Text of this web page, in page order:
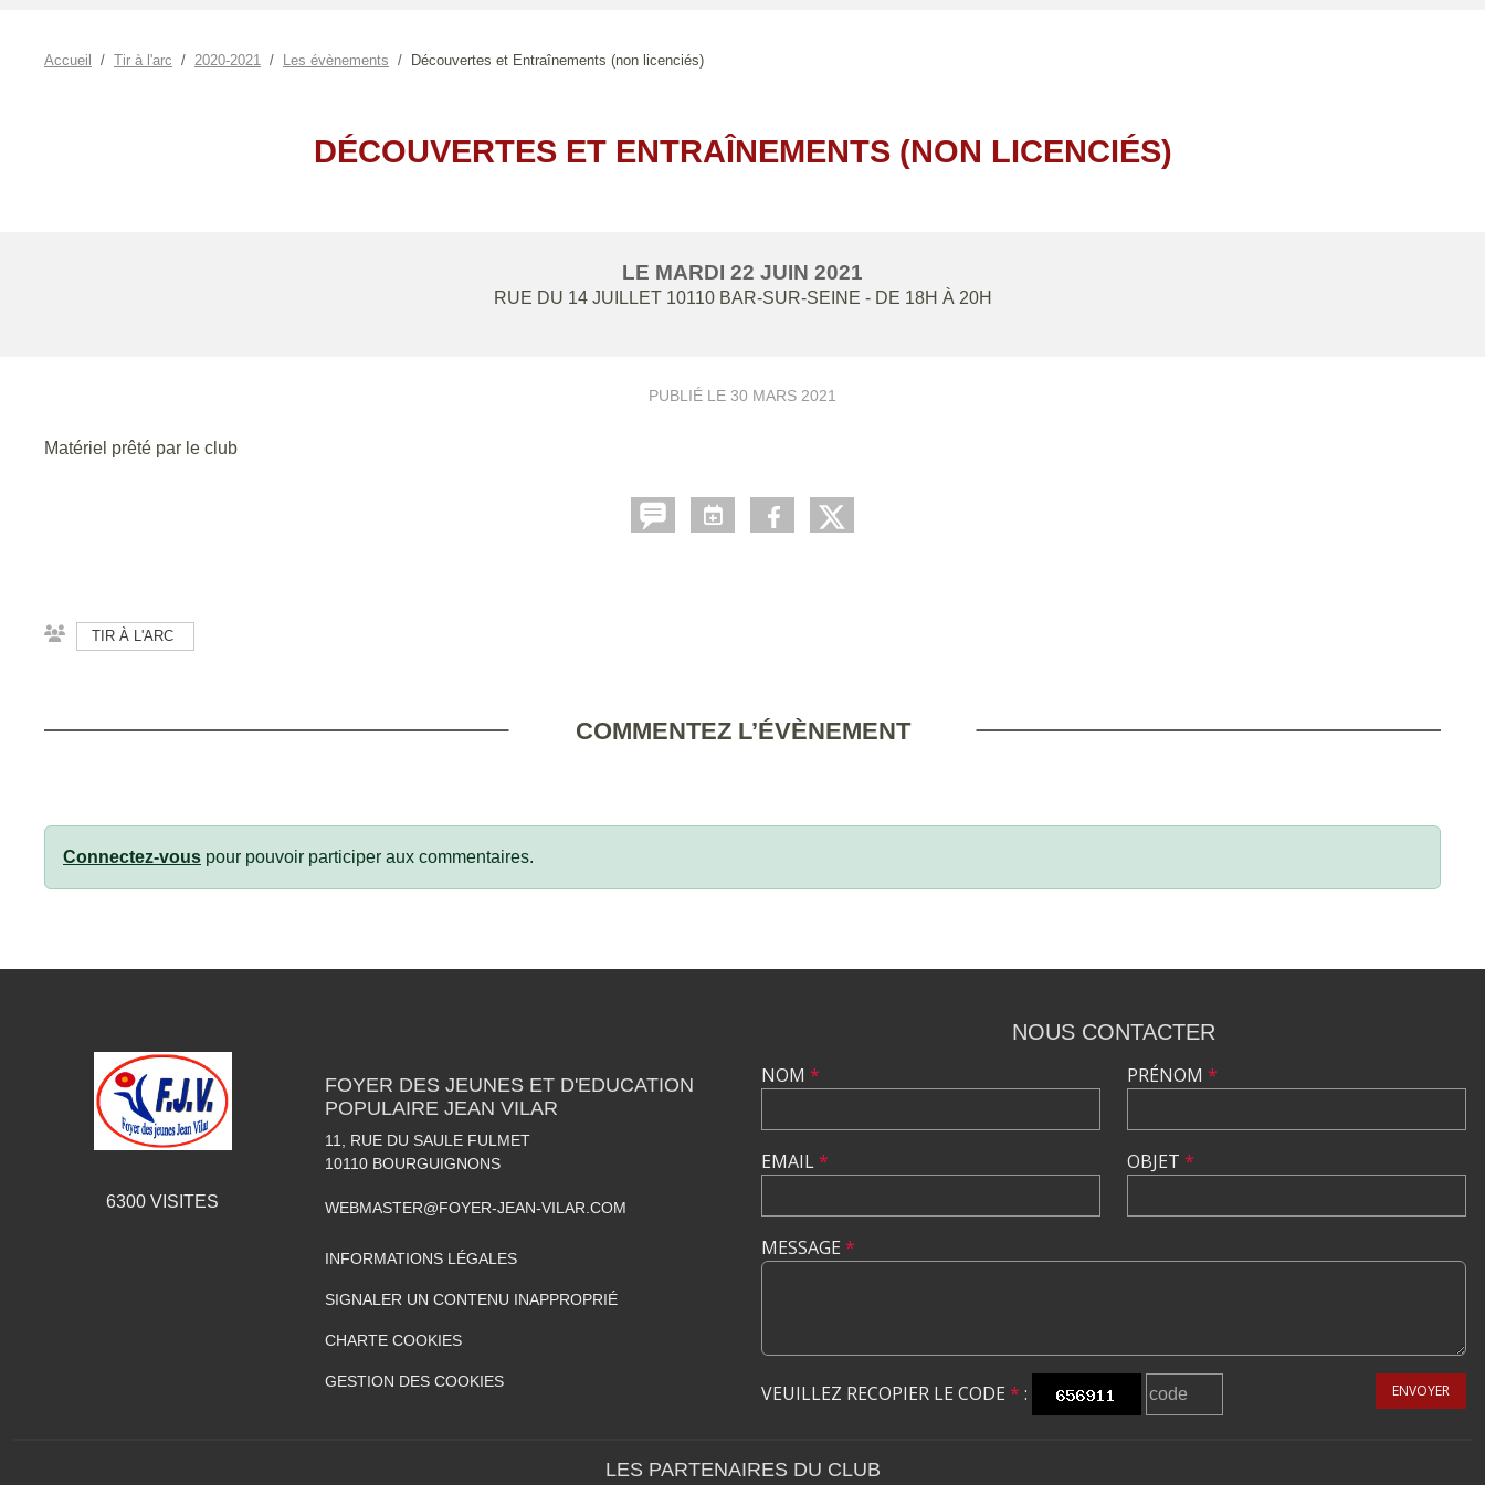
Accueil Tir à l'arc 2020-2021 Les évènements Découvertes et Entraînements (non licenciés)
DÉCOUVERTES ET ENTRAÎNEMENTS (NON LICENCIÉS)
LE MARDI 22 JUIN 2021
RUE DU 14 JUILLET 10110 BAR-SUR-SEINE - DE 18H À 20H
PUBLIÉ LE 30 MARS 2021
Matériel prêté par le club
TIR À L'ARC
COMMENTEZ L’ÉVÈNEMENT
Connectez-vous pour pouvoir participer aux commentaires.
6300 VISITES
FOYER DES JEUNES ET D'EDUCATION
POPULAIRE JEAN VILAR
11, RUE DU SAULE FULMET
10110 BOURGUIGNONS
WEBMASTER@FOYER-JEAN-VILAR.COM
INFORMATIONS LÉGALES
SIGNALER UN CONTENU INAPPROPRIÉ
CHARTE COOKIES
GESTION DES COOKIES
NOUS CONTACTER
NOM *
EMAIL*
PRÉNOM *
OBJET *
MESSAGE *
VEUILLEZ RECOPIER LE CODE * : ENVOYER
LES PARTENAIRES DU CLUB